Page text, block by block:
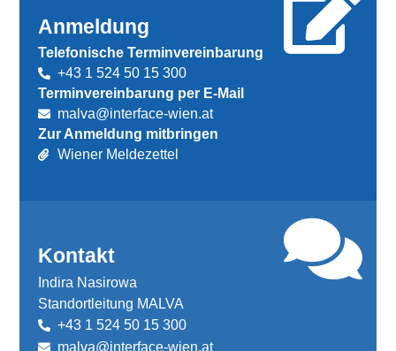
Kontakt
Indira Nasirowa
Standortleitung MALVA
+43 1 524 50 15 300
malva@interface-wien.at
Anmeldung
Telefonische Terminvereinbarung
+43 1 524 50 15 300
Terminvereinbarung per E-Mail
malva@interface-wien.at
Zur Anmeldung mitbringen
Wiener Meldezettel